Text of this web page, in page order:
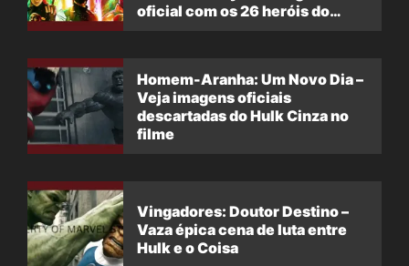
oficial com os 26 heróis do
Homem-Aranha: Um Novo Dia –
Veja imagens oficiais
descartadas do Hulk Cinza no
filme
Vingadores: Doutor Destino –
Vaza épica cena de luta entre
Hulk e o Coisa